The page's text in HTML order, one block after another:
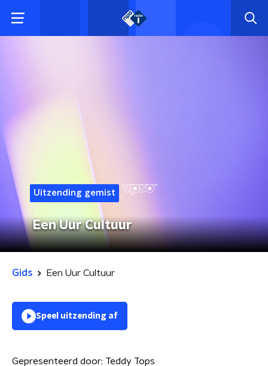
Uitzending gemist
Een Uur Cultuur
Gids Een Uur Cultuur
Speel uitzending af
Gepresenteerd door: Teddy Tops